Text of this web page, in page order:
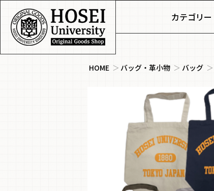
カテゴリー
HOME ＞ バッグ・革小物 ＞ バッグ ＞